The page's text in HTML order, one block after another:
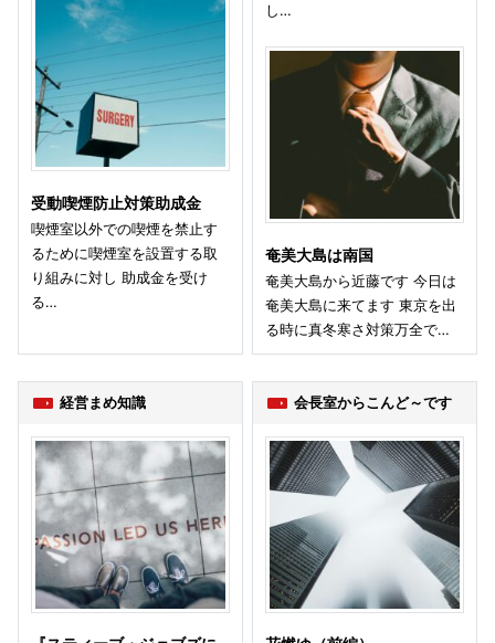
受動喫煙防止対策助成金
喫煙室以外での喫煙を禁止す
るために喫煙室を設置する取
り組みに対し 助成金を受け
る…
し…
奄美大島は南国
奄美大島から近藤です 今日は
奄美大島に来てます 東京を出
る時に真冬寒さ対策万全で…
経営まめ知識 会長室からこんど～です